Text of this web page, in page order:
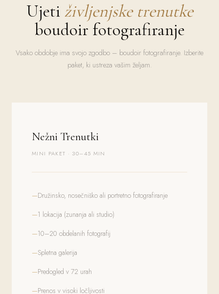
Ujeti življenjske trenutke
boudoir fotografiranje
Vsako obdobje ima svojo zgodbo – boudoir fotografiranje. Izberite
paket, ki ustreza vašim željam.
Nežni Trenutki
MINI PAKET · 30–45 MIN
Družinsko, nosečniško ali portretno fotografiranje
1 lokacija (zunanja ali studio)
10–20 obdelanih fotografij
Spletna galerija
Predogled v 72 urah
Prenos v visoki ločljivosti